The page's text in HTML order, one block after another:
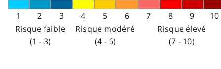
1 2 3 4 5 6 7 8 9
10
Risque faible
(1 - 3)
Risque modéré
(4 - 6)
Risque élevé
(7 - 10)